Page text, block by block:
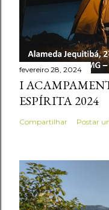
fevereiro 28, 2024
I
ESPÍRITA 2024
Compartilhar Postar